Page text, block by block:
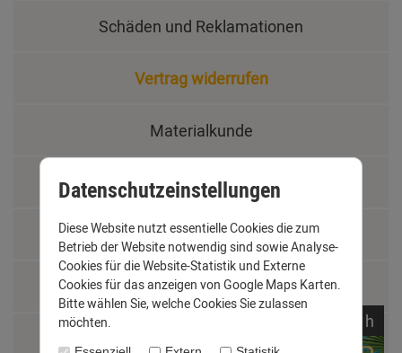
Schäden und Reklamationen
Vertrag widerrufen
Materialkunde
Fachbegriffe
Jobs
Montage und Installationshilfen
h
Datenschutzeinstellungen
Diese Website nutzt essentielle Cookies die zum
Betrieb der Website notwendig sind sowie Analyse-
Cookies für die Website-Statistik und Externe
Cookies für das anzeigen von Google Maps Karten.
Bitte wählen Sie, welche Cookies Sie zulassen
möchten.